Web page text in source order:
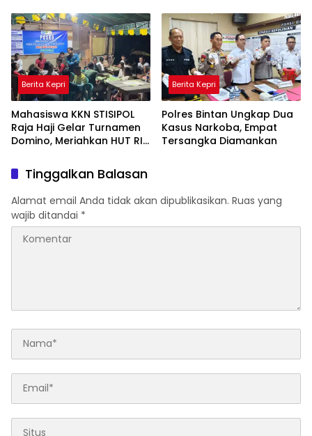
Berita Kepri
Mahasiswa KKN STISIPOL
Raja Haji Gelar Turnamen
Domino, Meriahkan HUT RI
Berita Kepri
Polres Bintan Ungkap Dua
Kasus Narkoba, Empat
Tersangka Diamankan
Tinggalkan Balasan
Alamat email Anda tidak akan dipublikasikan. Ruas yang
wajib ditandai *